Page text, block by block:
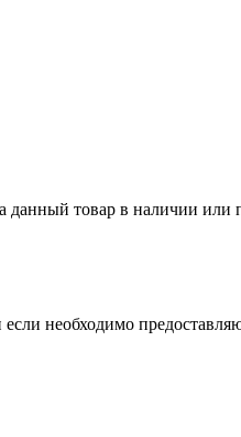
товар в наличии или
необходимо